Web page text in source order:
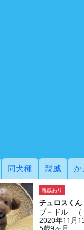
同犬種 親戚 か
親戚あり
チュロスくん
プ－ドル （
2020年11月
5歳9ヶ月